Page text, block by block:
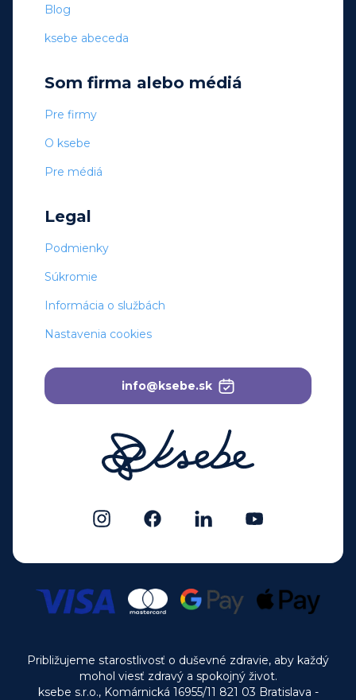
Blog
ksebe abeceda
Som firma alebo médiá
Pre firmy
O ksebe
Pre médiá
Legal
Podmienky
Súkromie
Informácia o službách
Nastavenia cookies
info@ksebe.sk
Približujeme starostlivosť o duševné zdravie, aby každý
mohol viesť zdravý a spokojný život.
ksebe s.r.o., Komárnická 16955/11 821 03 Bratislava -